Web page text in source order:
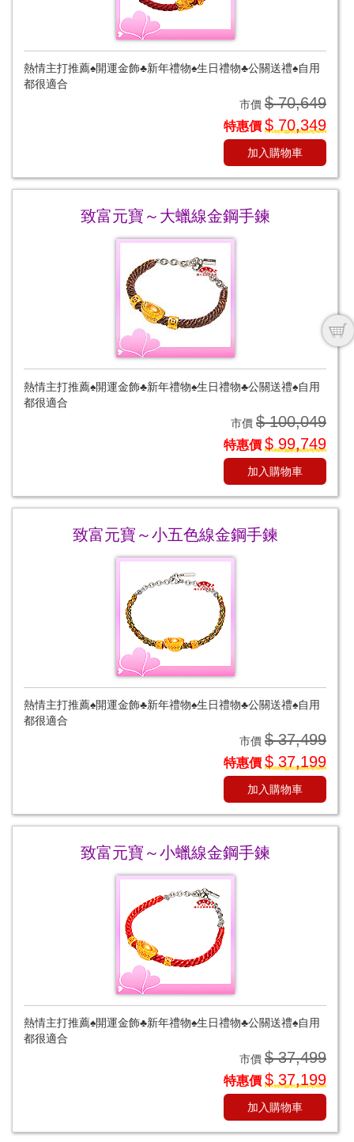
熱情主打推薦♠開運金飾♣新年禮物♠生日禮物♣公關送禮♠自用
都很適合
市價 $ 70,649
特惠價 $ 70,349
加入購物車
致富元寶～大蠟線金鋼手鍊
熱情主打推薦♠開運金飾♣新年禮物♠生日禮物♣公關送禮♠自用
都很適合
市價 $ 100,049
特惠價 $ 99,749
加入購物車
致富元寶～小五色線金鋼手鍊
熱情主打推薦♠開運金飾♣新年禮物♠生日禮物♣公關送禮♠自用
都很適合
市價 $ 37,499
特惠價 $ 37,199
加入購物車
致富元寶～小蠟線金鋼手鍊
熱情主打推薦♠開運金飾♣新年禮物♠生日禮物♣公關送禮♠自用
都很適合
市價 $ 37,499
特惠價 $ 37,199
加入購物車